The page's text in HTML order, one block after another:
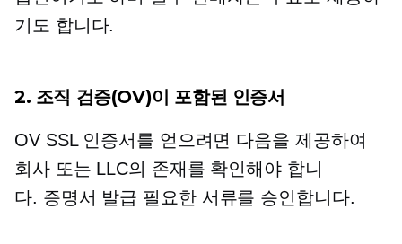
기도 합니다.
2. 조직 검증(OV)이 포함된 인증서
OV SSL 인증서를 얻으려면 다음을 제공하여
회사 또는 LLC의 존재를 확인해야 합니
다. 증명서 발급 필요한 서류를 승인합니다.